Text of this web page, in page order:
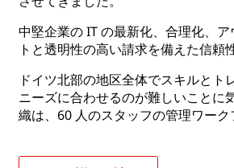
中堅企業の IT の最新化、合理化、
トと透明性の高い請求を備えた信頼
ドイツ北部の地区全体でスキルと
ニーズに合わせるのが難しいことに
織は、60 人のスタッフの管理ワー